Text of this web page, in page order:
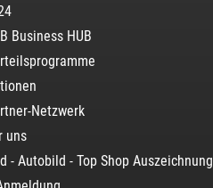
Business HUB
Netzwerk
uns
- Autobild - Top Shop Auszeichnung